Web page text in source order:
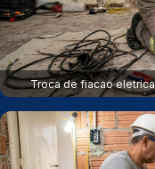
Troca de fiacao